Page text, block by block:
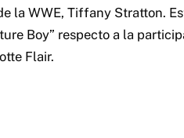
la WWE, Tiffany Stratton.
Boy” respecto a la
Flair.